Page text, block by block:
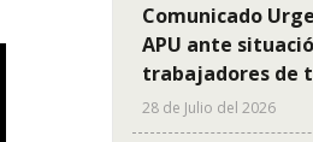
Comunicado
APU ante
trabajadores de
28 de Julio del 2026